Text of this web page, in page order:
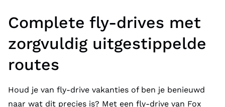
Complete fly-drives met
zorgvuldig uitgestippelde
routes
Houd je van fly-drive vakanties of ben je benieuwd
naar wat dit precies is? Met een fly-drive van Fox